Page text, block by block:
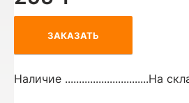
ЗАКАЗАТЬ
Наличие ..............................На